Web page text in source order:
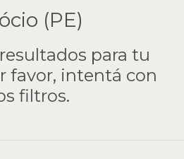
(PE)
para tu
favor, intentá con
filtros.